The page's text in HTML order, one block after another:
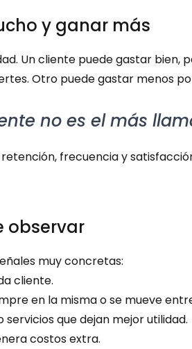
y ganar más
Un cliente puede gastar
Otro puede gastar menos
no es el más
retención, frecuencia y
observar
muy concretas:
cliente.
en la misma o se mueve
que dejan mejor utilidad.
costos extra.